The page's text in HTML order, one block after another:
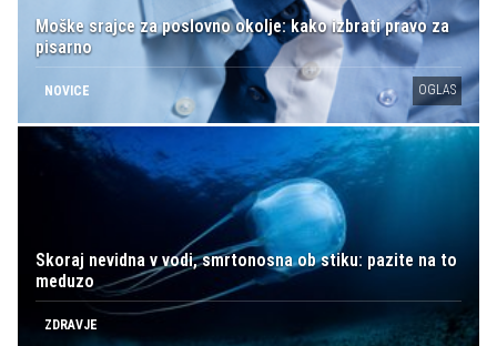
Moške srajce za poslovno okolje: kako izbrati pravo za
pisarno
NOVICE OGLAS
Skoraj nevidna v vodi, smrtonosna ob stiku: pazite na to
meduzo
ZDRAVJE